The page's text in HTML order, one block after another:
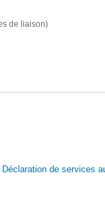
de liaison)
Déclaration de services